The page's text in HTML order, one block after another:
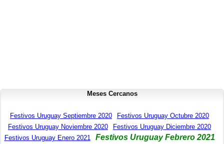
Meses Cercanos
Festivos Uruguay Septiembre 2020
Festivos Uruguay Octubre 2020
Festivos Uruguay Noviembre 2020
Festivos Uruguay Diciembre 2020
Festivos Uruguay Enero 2021
Festivos Uruguay Febrero 2021